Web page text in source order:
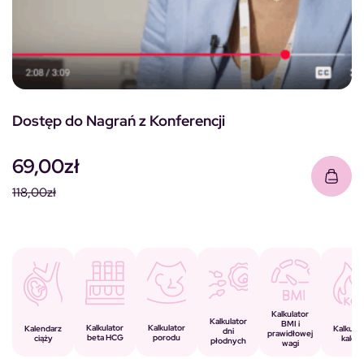
Dostęp do Nagrań z Konferencji
118,00zł
69,00zł
Kalendarz
ciąży
Kalkulator
beta HCG
Kalkulator
porodu
Kalkulator
dni
płodnych
Kalkulator
BMI i
prawidłowej
wagi
kalorii